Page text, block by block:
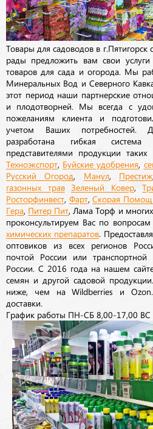
Товары для садоводов в г.Пятигорск
рады предложить вам свои
товаров для сада и огорода. Мы
Минеральных Вод и Северного
этот период наши партнерские
и плодотворней. Мы всегда с
пожеланиям клиента и
учетом Ваших потребностей.
разработана гибкая
представителями продукции
Техноэкспорт Буйские удобрения
Русский Огород Манул, Престиж
газонных трав Зеленый Ковер,
Росторфинвест Фарт, Скорая
Гера Питер Пит , Лама Торф и
проконсультируем Вас по
химических препаратов.
оптовиков из всех регионов
почтой России или
России. С 2016 года на нашем
семян и другой садовой
ниже, чем на Wildberries и
доставки.
График работы ПН-СБ 8,00-17,00 ВС